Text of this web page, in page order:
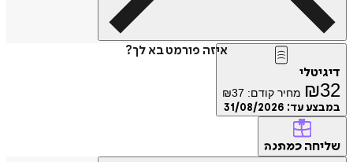
איזה פורמט בא לך?
דיגיטלי
₪32 מחיר קודם: ₪37
במבצע עד: 31/08/2026
שליחה כמתנה